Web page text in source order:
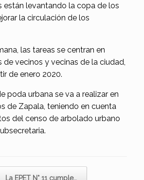
están levantando la copa de los
la circulación de los
las tareas se centran en
vecinos y vecinas de la ciudad,
de enero 2020.
poda urbana se va a realizar en
de Zapala, teniendo en cuenta
del censo de arbolado urbano
La EPET N° 11 cumple…